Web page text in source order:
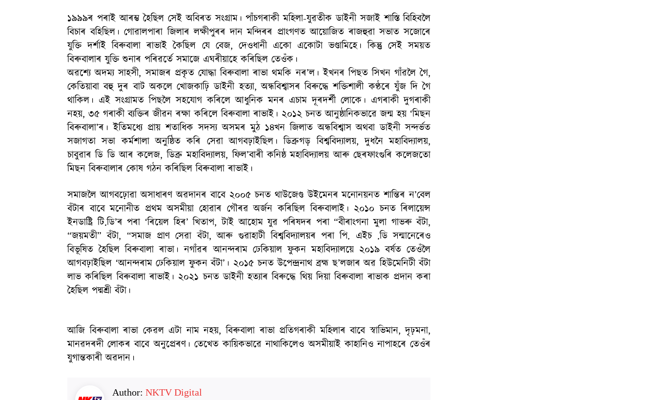
১৯৯৯ৰ পৰাই আৰম্ভ হৈছিল সেই অবিৰত সংগ্ৰাম। পাঁচগৰাকী মহিলা-যুৱতীক ডাইনী সজাই শাস্তি বিহিবলৈ
বিচাৰ বহিছিল। গোৱালপাৰা জিলাৰ লক্ষীপুৰৰ দান মন্দিৰৰ প্ৰাংগণত আয়োজিত ৰাজহুৱা সভাত সজোৰে
যুক্তি দৰ্শাই বিৰুবালা ৰাভাই কৈছিল যে বেজ, দেওধানী একো একোটা ভণ্ডামিহে। কিন্তু সেই সময়ত
বিৰুবালাৰ যুক্তি শুনাৰ পৰিৱৰ্তে সমাজে এঘৰীয়াহে কৰিছিল তেওঁক।
অৱশ্যে অদম্য সাহসী, সমাজৰ প্ৰকৃত যোদ্ধা বিৰুবালা ৰাভা থমকি নৰ’ল। ইখনৰ পিছত সিখন গাঁৱলৈ গৈ,
কেতিয়াবা বহু দুৰ বাট অকলে খোজকাঢ়ি ডাইনী হত্যা, অন্ধবিশ্বাসৰ বিৰুদ্ধে শক্তিশালী কণ্ঠৰে যুঁজ দি গৈ
থাকিল। এই সংগ্ৰামত পিছলৈ সহযোগ কৰিলে আধুনিক মনৰ এচাম দূৰদৰ্শী লোকে। এগৰাকী দুগৰাকী
নহয়, ৩৫ গৰাকী ব্যক্তিৰ জীৱন ৰক্ষা কৰিলে বিৰুবালা ৰাভাই। ২০১২ চনত আনুষ্ঠানিকভাৱে জন্ম হয় ‘মিছন
বিৰুবালা’ৰ। ইতিমধ্যে প্ৰায় শতাধিক সদস্য অসমৰ মুঠ ১৪খন জিলাত অন্ধবিশ্বাস অথবা ডাইনী সন্দৰ্ভত
সজাগতা সভা কৰ্মশালা অনুষ্ঠিত কৰি সেৱা আগবঢ়াইছিল। ডিব্ৰুগড় বিশ্ববিদ্যালয়, দুধনৈ মহাবিদ্যালয়,
চাবুৱাৰ ডি ডি আৰ কলেজ, ডিব্ৰু মহাবিদ্যালয়, ফিল’বাৰী কনিষ্ঠ মহাবিদ্যালয় আৰু ছেৰফাংগুৰি কলেজতো
মিছন বিৰুবালাৰ কোষ গঠন কৰিছিল বিৰুবালা ৰাভাই।
সমাজলৈ আগবঢ়োৱা অসাধাৰণ অৱদানৰ বাবে ২০০৫ চনত থাউজেণ্ড উইমেনৰ মনোনয়নত শান্তিৰ ন’বেল
বঁটাৰ বাবে মনোনীত প্ৰথম অসমীয়া হোৱাৰ গৌৰৱ অৰ্জন কৰিছিল বিৰুবালাই। ২০১০ চনত ৰিলায়েন্স
ইনডাষ্ট্ৰি টি.ডি’ৰ পৰা ‘ৰিয়েল হিৰ’ খিতাপ, টাই আহোম যুৱ পৰিষদৰ পৰা “বীৰাংগনা মুলা গাভৰু বঁটা,
“জয়মতী” বঁটা, “সমাজ প্ৰাণ সেৱা বঁটা, আৰু গুৱাহাটী বিশ্ববিদ্যালয়ৰ পৰা পি. এইচ .ডি সন্মানেৰেও
বিভূষিত হৈছিল বিৰুবালা ৰাভা। নগাঁৱৰ আনন্দৰাম ঢেকিয়াল ফুকন মহাবিদ্যালয়ে ২০১৯ বৰ্ষত তেওঁলৈ
আগবঢ়াইছিল ‘আনন্দৰাম ঢেকিয়াল ফুকন বঁটা’। ২০১৫ চনত উপেন্দ্ৰনাথ ব্ৰহ্ম ছ’লজাৰ অৱ হিউমেনিটী বঁটা
লাভ কৰিছিল বিৰুবালা ৰাভাই। ২০২১ চনত ডাইনী হত্যাৰ বিৰুদ্ধে থিয় দিয়া বিৰুবালা ৰাভাক প্ৰদান কৰা
হৈছিল পদ্মশ্ৰী বঁটা।
আজি বিৰুবালা ৰাভা কেৱল এটা নাম নহয়, বিৰুবালা ৰাভা প্ৰতিগৰাকী মহিলাৰ বাবে স্বাভিমান, দৃঢ়মনা,
মানৱদৰদী লোকৰ বাবে অনুপ্ৰেৰণ। তেখেত কায়িকভাৱে নাথাকিলেও অসমীয়াই কাহানিও নাপাহৰে তেওঁৰ
যুগান্তকাৰী অৱদান।
Author: NKTV Digital